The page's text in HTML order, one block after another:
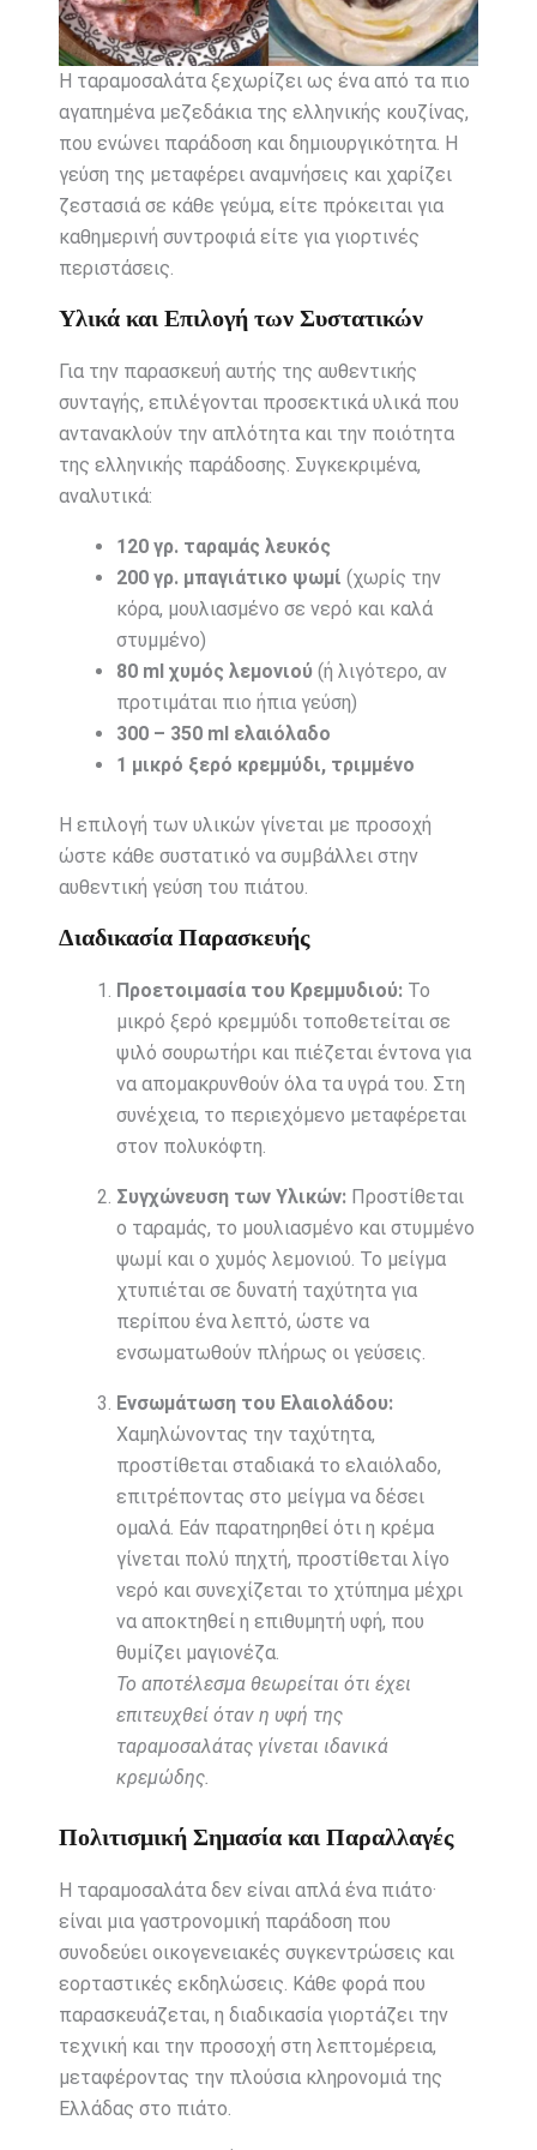
Η ταραμοσαλάτα ξεχωρίζει ως ένα από τα πιο
αγαπημένα μεζεδάκια της ελληνικής κουζίνας,
που ενώνει παράδοση και δημιουργικότητα. Η
γεύση της μεταφέρει αναμνήσεις και χαρίζει
ζεστασιά σε κάθε γεύμα, είτε πρόκειται για
καθημερινή συντροφιά είτε για γιορτινές
περιστάσεις.
Υλικά και Επιλογή των Συστατικών
Για την παρασκευή αυτής της αυθεντικής
συνταγής, επιλέγονται προσεκτικά υλικά που
αντανακλούν την απλότητα και την ποιότητα
της ελληνικής παράδοσης. Συγκεκριμένα,
αναλυτικά:
120 γρ. ταραμάς λευκός
200 γρ. μπαγιάτικο ψωμί (χωρίς την
κόρα, μουλιασμένο σε νερό και καλά
στυμμένο)
80 ml χυμός λεμονιού(ή λιγότερο, αν
προτιμάται πιο ήπια γεύση)
300 – 350 ml ελαιόλαδο
1 μικρό ξερό κρεμμύδι, τριμμένο
Η επιλογή των υλικών γίνεται με προσοχή
ώστε κάθε συστατικό να συμβάλλει στην
αυθεντική γεύση του πιάτου.
Διαδικασία Παρασκευής
Προετοιμασία του Κρεμμυδιού:Το
μικρό ξερό κρεμμύδι τοποθετείται σε
ψιλό σουρωτήρι και πιέζεται έντονα για
να απομακρυνθούν όλα τα υγρά του. Στη
συνέχεια, το περιεχόμενο μεταφέρεται
στον πολυκόφτη.
Συγχώνευση των Υλικών:Προστίθεται
ο ταραμάς, το μουλιασμένο και στυμμένο
ψωμί και ο χυμός λεμονιού. Το μείγμα
χτυπιέται σε δυνατή ταχύτητα για
περίπου ένα λεπτό, ώστε να
ενσωματωθούν πλήρως οι γεύσεις.
Ενσωμάτωση του Ελαιολάδου:
Χαμηλώνοντας την ταχύτητα,
προστίθεται σταδιακά το ελαιόλαδο,
επιτρέποντας στο μείγμα να δέσει
ομαλά. Εάν παρατηρηθεί ότι η κρέμα
γίνεται πολύ πηχτή, προστίθεται λίγο
νερό και συνεχίζεται το χτύπημα μέχρι
να αποκτηθεί η επιθυμητή υφή, που
θυμίζει μαγιονέζα.
Το αποτέλεσμα θεωρείται ότι έχει
επιτευχθεί όταν η υφή της
ταραμοσαλάτας γίνεται ιδανικά
κρεμώδης.
Πολιτισμική Σημασία και Παραλλαγές
Η ταραμοσαλάτα δεν είναι απλά ένα πιάτο·
είναι μια γαστρονομική παράδοση που
συνοδεύει οικογενειακές συγκεντρώσεις και
εορταστικές εκδηλώσεις. Κάθε φορά που
παρασκευάζεται, η διαδικασία γιορτάζει την
τεχνική και την προσοχή στη λεπτομέρεια,
μεταφέροντας την πλούσια κληρονομιά της
Ελλάδας στο πιάτο.